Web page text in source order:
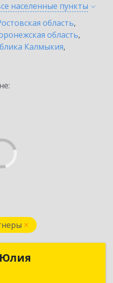
населенные пункты
область,
область,
Калмыкия,
Юлия